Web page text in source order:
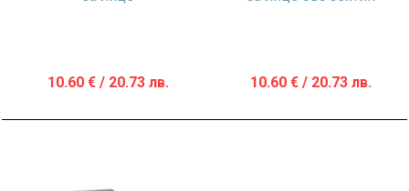
10.60€ / 20.73 лв. 10.60 €/ 20.73 лв.